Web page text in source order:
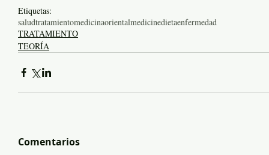
Etiquetas:
saludtratamientomedicinaorientalmedicinedietaenfermedad
TRATAMIENTO
TEORÍA
Comentarios